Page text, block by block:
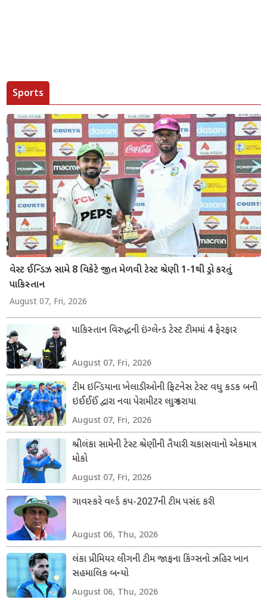
Sports
વેસ્ટ ઈન્ડિઝ સામે 8 વિકેટે જીત મેળવી ટેસ્ટ શ્રેણી 1-1થી ડ્રો કરતું
પાકિસ્તાન
August 07, Fri, 2026
પાકિસ્તાન વિરુદ્ધની ઇંગ્લેન્ડ ટેસ્ટ ટીમમાં 4 ફેરફાર
August 07, Fri, 2026
ટીમ ઇન્ડિયાના ખેલાડીઓની ફિટનેસ ટેસ્ટ વધુ કડક બની
ઇઈઈઈં દ્વારા નવા પેરામીટર લાગુ કરાયા
August 07, Fri, 2026
શ્રીલંકા સામેની ટેસ્ટ શ્રેણીની તૈયારી ચકાસવાનો એકમાત્ર
મોકો
August 07, Fri, 2026
ગાવસ્કરે વર્લ્ડ કપ-2027ની ટીમ પસંદ કરી
August 06, Thu, 2026
લંકા પ્રીમિયર લીગની ટીમ જાફના કિંગ્સનો ઝહિર ખાન
સહમાલિક બન્યો
August 06, Thu, 2026